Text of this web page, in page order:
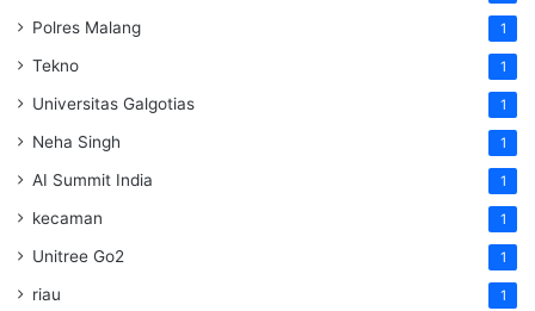
Polres Malang 1
Tekno 1
Universitas Galgotias 1
Neha Singh 1
AI Summit India 1
kecaman 1
Unitree Go2 1
riau 1